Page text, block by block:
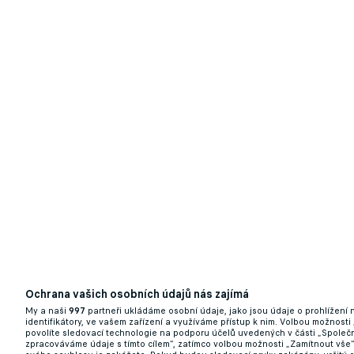
Sudí na Spartě chyboval, Solbakkena ale
Ochrana vašich osobních údajů nás zajímá
My a naši 997 partneři ukládáme osobní údaje, jako jsou údaje o prohlížení
identifikátory, ve vašem zařízení a využíváme přístup k nim. Volbou možnosti
povolíte sledovací technologie na podporu účelů uvedených v části
zpracováváme údaje s tímto cílem“, zatímco volbou možnosti „Zamítnout